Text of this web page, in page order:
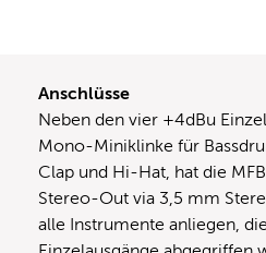
Anschlüsse
Neben den vier +4dBu
Mono-Miniklinke für
Clap und Hi-Hat, hat die
Stereo-Out via 3,5 mm
alle Instrumente anliegen,